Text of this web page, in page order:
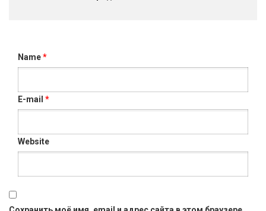
Name*
E-mail *
Website